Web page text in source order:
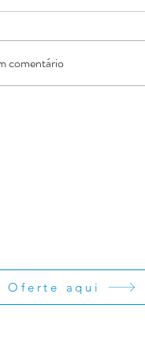
comentário
Oferte aqui